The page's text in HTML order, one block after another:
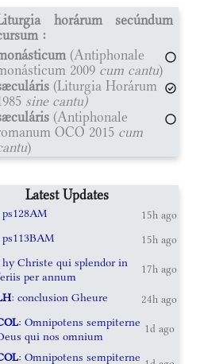
horárum secúndum
:
(Antiphonale
2009 cum cantu)
(Liturgia Horárum
sine cantu)
(Antiphonale
OCO 2015 cum
)
Latest Updates
ps128AM 15h ago
ps113BAM 15h ago
hy Christe qui splendor in
per annum
17h ago
: conclusion Gheure 24h ago
: Omnipotens sempiterne
qui nos omnium
1d ago
: Omnipotens sempiterne